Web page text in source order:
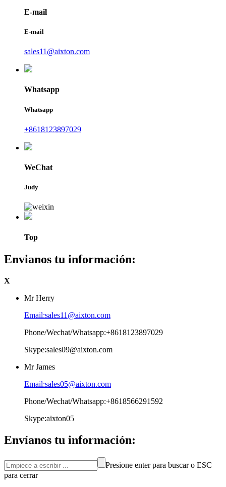
E-mail
E-mail
sales11@aixton.com
Whatsapp
Whatsapp
+8618123897029
WeChat
Judy
Top
Envianos tu información:
X
Mr Herry
Email:sales11@aixton.com
Phone/Wechat/Whatsapp:+8618123897029
Skype:sales09@aixton.com
Mr James
Email:sales05@aixton.com
Phone/Wechat/Whatsapp:+8618566291592
Skype:aixton05
Envíanos tu información:
Presione enter para buscar o ESC
para cerrar